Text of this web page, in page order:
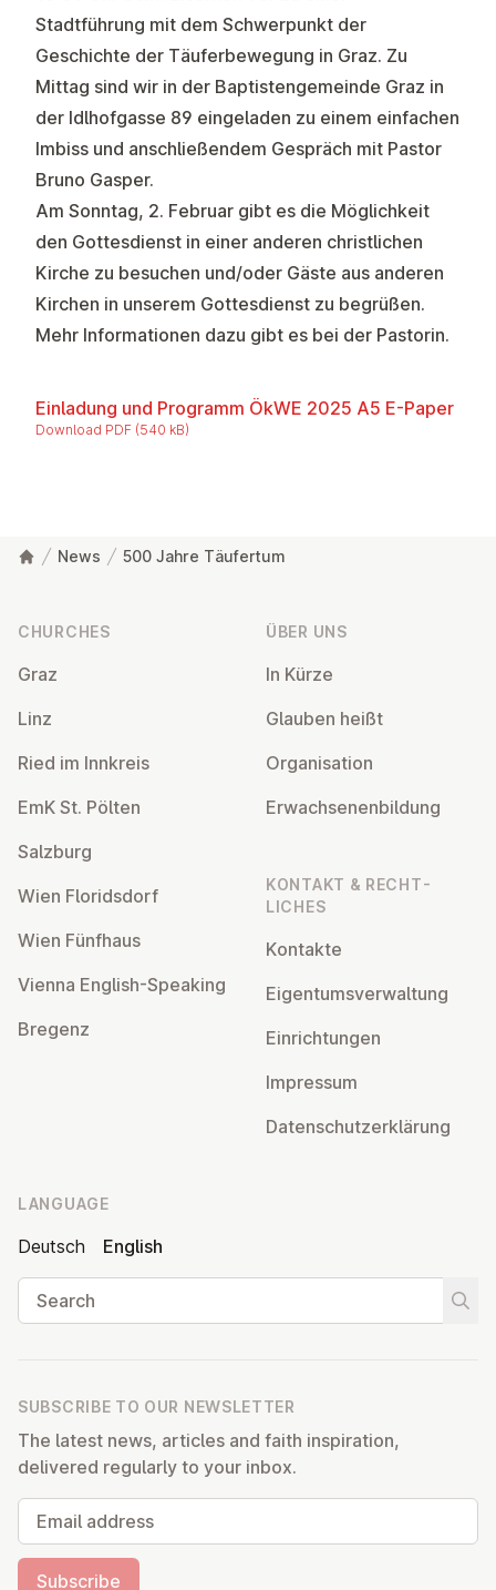
Stadtführung mit dem Schwerpunkt der
Geschichte der Täuferbewegung in Graz. Zu
Mittag sind wir in der Baptistengemeinde Graz in
der Idlhofgasse 89 eingeladen zu einem einfachen
Imbiss und anschließendem Gespräch mit Pastor
Bruno Gasper.
Am Sonntag, 2. Februar gibt es die Möglichkeit
den Gottesdienst in einer anderen christlichen
Kirche zu besuchen und/oder Gäste aus anderen
Kirchen in unserem Gottesdienst zu begrüßen.
Mehr Informationen dazu gibt es bei der Pastorin.
Einladung und Programm ÖkWE 2025 A5 E-Paper
Download PDF (540 kB)
News 500 Jahre Täufertum
CHURCHES
Graz
Linz
Ried im Innkreis
EmK St. Pölten
Salzburg
Wien Flor­idsdorf
Wien Fünfhaus
Vienna English-Speaking
Bregenz
ÜBER UNS
In Kürze
Glauben heißt
Or­gan­isa­tion
Er­wach­sen­en­bildung
KONTAKT & RECHT­
LICHES
Kontakte
Ei­gentums­ver­wal­tung
Ein­rich­tun­gen
Impressum
Datens­chutzerklärung
LANGUAGE
Deutsch
English
Search
SUBSCRIBE TO OUR NEWSLETTER
The latest news, articles and faith inspiration,
delivered regularly to your inbox.
Email address
Subscribe